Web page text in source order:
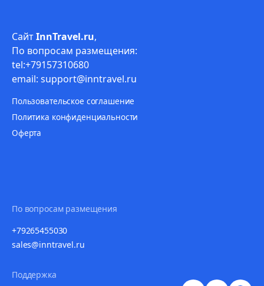
СайтInnTravel.ru,
По вопросам размещения:
tel:+79157310680
email: support@inntravel.ru
Пользовательское соглашение
Политика конфиденциальности
Оферта
По вопросам размещения
+79265455030
sales@inntravel.ru
Поддержка